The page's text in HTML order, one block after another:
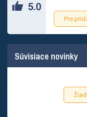
5.0
Pre
Súvisiace novinky